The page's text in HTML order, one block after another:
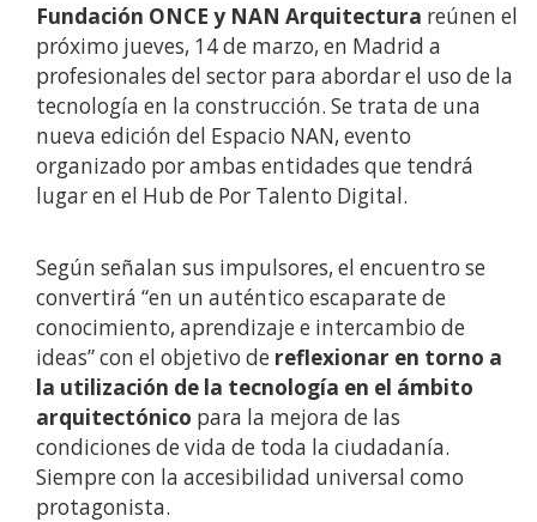
Fundación ONCE y NAN Arquitectura reúnen el
próximo jueves, 14 de marzo, en Madrid a
profesionales del sector para abordar el uso de la
tecnología en la construcción. Se trata de una
nueva edición del Espacio NAN, evento
organizado por ambas entidades que tendrá
lugar en el Hub de Por Talento Digital.
Según señalan sus impulsores, el encuentro se
convertirá “en un auténtico escaparate de
conocimiento, aprendizaje e intercambio de
ideas” con el objetivo de reflexionar en torno a
la utilización de la tecnología en el ámbito
arquitectónico para la mejora de las
condiciones de vida de toda la ciudadanía.
Siempre con la accesibilidad universal como
protagonista.